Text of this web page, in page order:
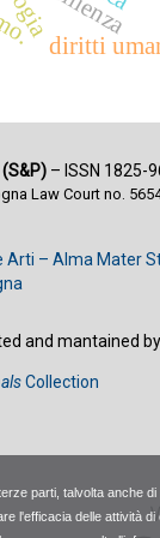
parti, talvolta anche di
l'efficacia delle attività
diritti
– ISSN 1825-
Law Court no.
Arti – Alma Mater
and mantained by
Collection